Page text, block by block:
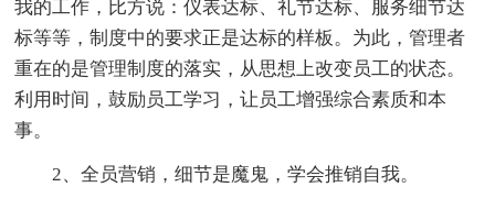
我的工作，比方说：仪表达标、礼节达标、服务细节达
标等等，制度中的要求正是达标的样板。为此，管理者
重在的是管理制度的落实，从思想上改变员工的状态。
利用时间，鼓励员工学习，让员工增强综合素质和本
事。
2、全员营销，细节是魔鬼，学会推销自我。